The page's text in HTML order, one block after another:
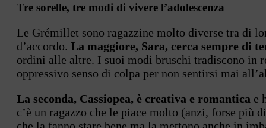
Tre sorelle, tre modi di vivere l’adolescenza
Le Grémillet sono ragazzine molto diverse tra di
d’accordo. La maggiore, Sara, cerca sempre di
ordini alle altre. I suoi modi bruschi tradiscono in
oppressivo senso di colpa per non sentirsi mai
La seconda, Cassiopea, è creativa e romantica e
c’è un ragazzo che le piace molto (anzi, forse più